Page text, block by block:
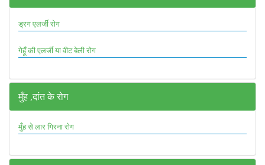
ड्रग एलर्जी रोग
गेहूँ की एलर्जी या वीट बेली रोग
मुँह ,दांत के रोग
मुँह से लार गिरना रोग